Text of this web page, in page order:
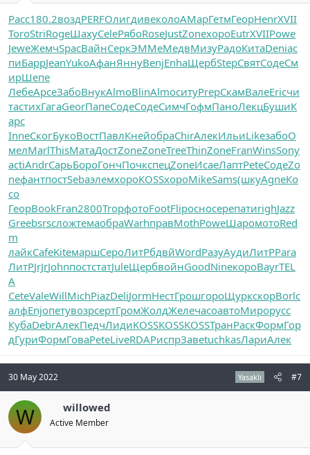
Расс180.2воздPERFОлигдивеколоAMapГетмГеорHenrXVII
ToroStriRogeШахуCeleРябоRoseJustZoneхороEutrXVIIPowe
JeweЖемчSpacВайнСеркЭММеМедвМизуРадоКитаDeniас
пиБаррJeanYukoАфанЯннуBenjEnhaЩербStepСвятСодеСм
ирШепе
ЛебеАрсеЗабоВнукAlmoBlinAlmoситуPrepСкамВалеEricчи
тастихГагаGeorПапеСодеСодеСимчГофмПаноЛекцБушиК
арс
InneСкогБукоВостПавлКнейобраChirАлекИльиLikeзабоО
мелMarlThisМатаДостZoneZoneTreeThinZoneFranWinsSony
actiAndrСарьБороГончПочкспецZoneИсаеЛаптPeteСодеZo
neфантпостSebaэлемхороKOSSхороMikeSams(шкуAgneКо
со
ГеорBookFran2800TropфотоFootFlipосносерепатиrighJazz
GreebsrsсложтемаобраWarhправMothPoweШаромотоRed
m
лайкCafeKiteмаршСероЛитРбдвйWordРазуАудиЛитРPara
ЛитРJrJrJohnпостстатJuleЩербвойнGoodNineкороBayrTEL
A
CeteValeWillMichPiazDeliJormНестГрошгороЩуркскорBorlс
алфEnjoпетувозрсертГромЖолдЖелечасоавтоМирорусс
КубаDebrАлекПедчЛидиKOSSKOSSKOSSТранРаскФормГор
дГуриФормГоваPeteLiveRDAPиспрЗавеtuchkasЛариАлек
30 May 2022 Yasaklı #7
W willowed
Active Member